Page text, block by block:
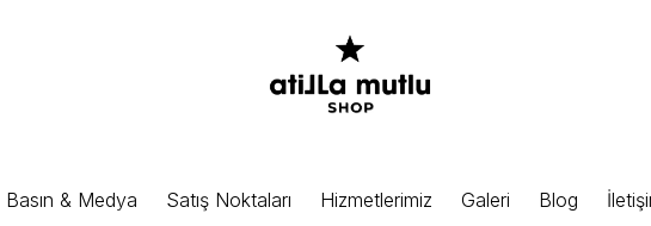
Basın & Medya Satış Noktaları Hizmetlerimiz Galeri Blog